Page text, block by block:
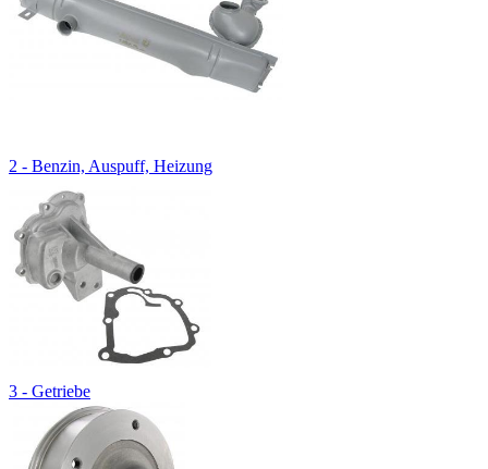
2 - Benzin, Auspuff, Heizung
3 - Getriebe